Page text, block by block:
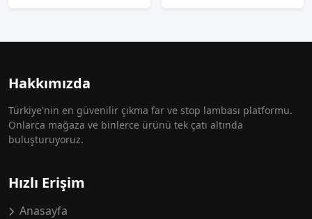
Hakkımızda
Türkiye'nin en güvenilir çıkma far ve stop lambası platformu.
Onlarca mağaza ve binlerce ürünü tek çatı altında
buluşturuyoruz.
Hızlı Erişim
Anasayfa